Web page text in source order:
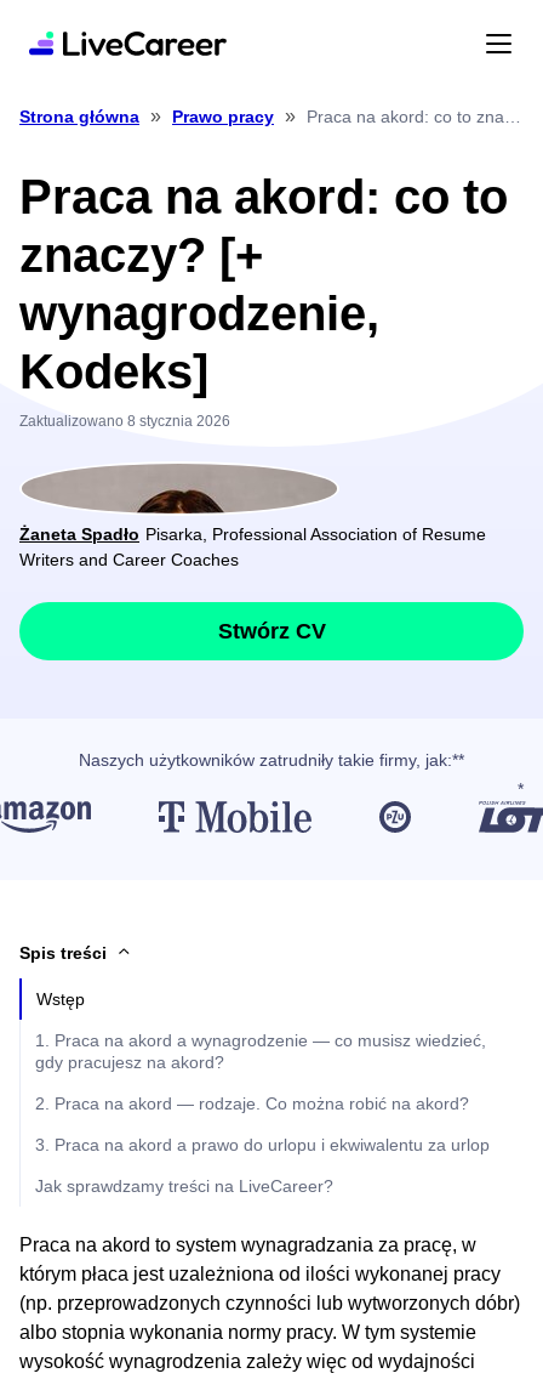
Strona główna » Prawo pracy »
Praca na akord: co to
znaczy? [+
wynagrodzenie,
Kodeks]
Zaktualizowano 8 stycznia 2026
Żaneta Spadło Pisarka, Professional Association of Resume
Writers and Career Coaches
Stwórz CV
Naszych użytkowników zatrudniły takie firmy, jak:**
Spis treści
Wstęp
1. Praca na akord a wynagrodzenie — co musisz wiedzieć,
gdy pracujesz na akord?
2. Praca na akord — rodzaje. Co można robić na akord?
3. Praca na akord a prawo do urlopu i ekwiwalentu za urlop
Jak sprawdzamy treści na LiveCareer?
Praca na akord to system wynagradzania za pracę, w
którym płaca jest uzależniona od ilości wykonanej pracy
(np. przeprowadzonych czynności lub wytworzonych dóbr)
albo stopnia wykonania normy pracy. W tym systemie
wysokość wynagrodzenia zależy więc od wydajności